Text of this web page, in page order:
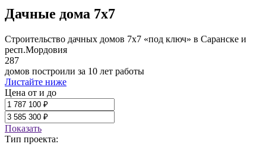
Дачные дома 7x7
Строительство дачных домов 7х7 «под ключ» в Саранске и
респ.Мордовия
287
домов построили за 10 лет работы
Листайте ниже
Цена от и до
Показать
Тип проекта: